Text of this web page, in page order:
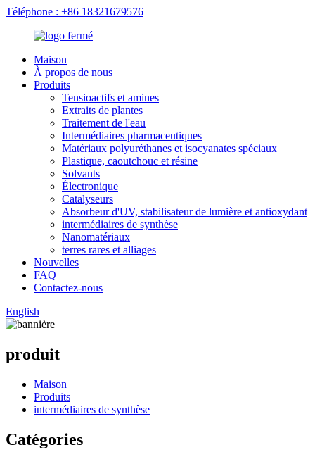
Téléphone : +86 18321679576
Maison
À propos de nous
Produits
Tensioactifs et amines
Extraits de plantes
Traitement de l'eau
Intermédiaires pharmaceutiques
Matériaux polyuréthanes et isocyanates spéciaux
Plastique, caoutchouc et résine
Solvants
Électronique
Catalyseurs
Absorbeur d'UV, stabilisateur de lumière et antioxydant
intermédiaires de synthèse
Nanomatériaux
terres rares et alliages
Nouvelles
FAQ
Contactez-nous
English
produit
Maison
Produits
intermédiaires de synthèse
Catégories